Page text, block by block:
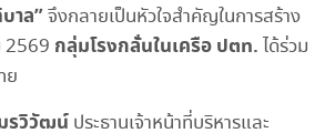
าล”จึงกลายเป็นหัวใจสำคัญในการสร้าง
2569 กลุ่มโรงกลั่นในเครือ ปตท. ได้ร่วม
ย
รวิวัฒน์ ประธานเจ้าหน้าที่บริหารและ